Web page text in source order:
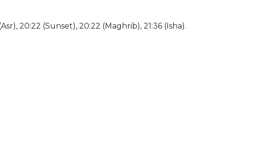
20:22 (Sunset), 20:22 (Maghrib), 21:36 (Isha).